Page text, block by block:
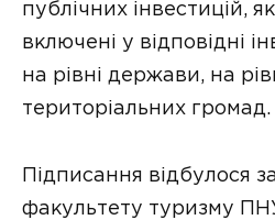
публічних інвестицій,
включені у відповідні
на рівні держави, на
територіальних громад.
Підписання відбулося
факультету туризму